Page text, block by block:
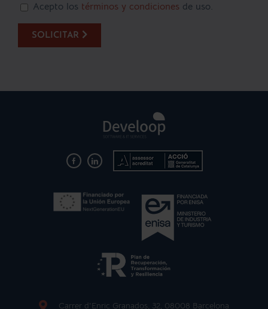
Acepto los términos y condiciones de uso.
SOLICITAR
Carrer d'Enric Granados, 32, 08008 Barcelona